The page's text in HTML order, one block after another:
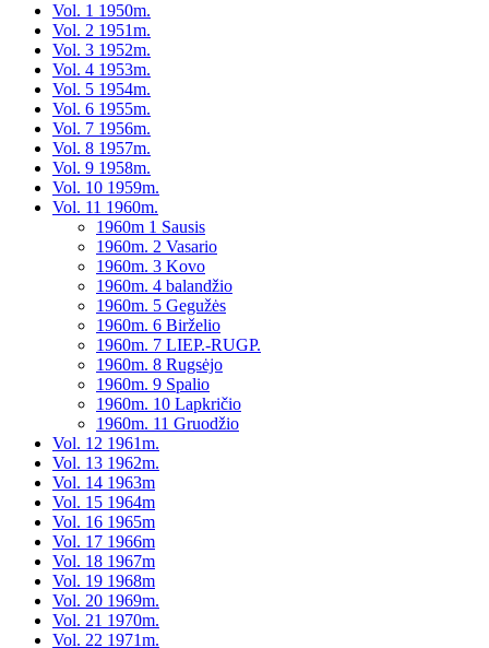
Vol. 1 1950m.
Vol. 2 1951m.
Vol. 3 1952m.
Vol. 4 1953m.
Vol. 5 1954m.
Vol. 6 1955m.
Vol. 7 1956m.
Vol. 8 1957m.
Vol. 9 1958m.
Vol. 10 1959m.
Vol. 11 1960m.
1960m 1 Sausis
1960m. 2 Vasario
1960m. 3 Kovo
1960m. 4 balandžio
1960m. 5 Gegužės
1960m. 6 Birželio
1960m. 7 LIEP.-RUGP.
1960m. 8 Rugsėjo
1960m. 9 Spalio
1960m. 10 Lapkričio
1960m. 11 Gruodžio
Vol. 12 1961m.
Vol. 13 1962m.
Vol. 14 1963m
Vol. 15 1964m
Vol. 16 1965m
Vol. 17 1966m
Vol. 18 1967m
Vol. 19 1968m
Vol. 20 1969m.
Vol. 21 1970m.
Vol. 22 1971m.